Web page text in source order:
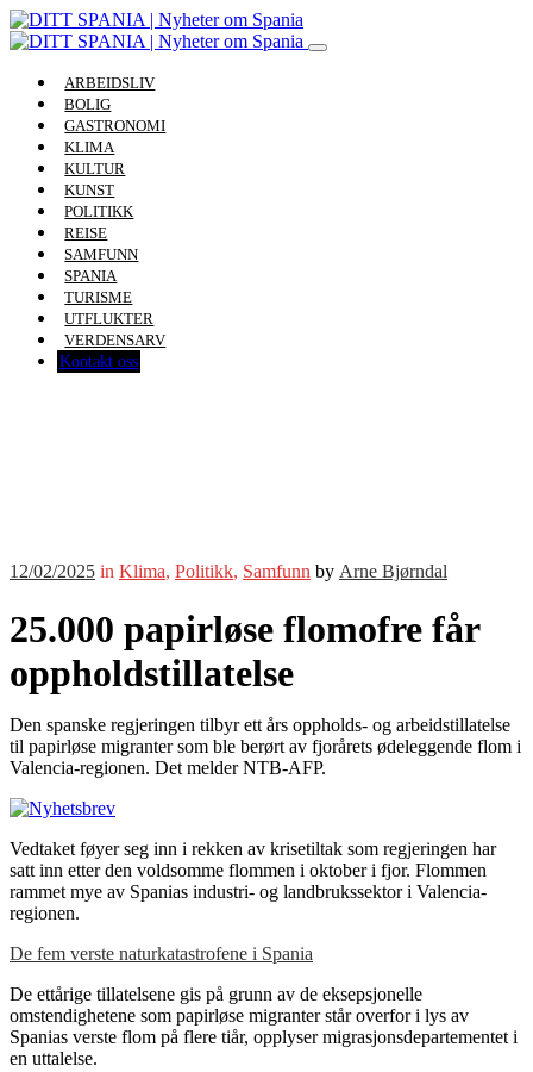
ARBEIDSLIV
BOLIG
GASTRONOMI
KLIMA
KULTUR
KUNST
POLITIKK
REISE
SAMFUNN
SPANIA
TURISME
UTFLUKTER
VERDENSARV
Kontakt oss
12/02/2025 in Klima, Politikk, Samfunn by Arne Bjørndal
25.000 papirløse flomofre får
oppholdstillatelse
Den spanske regjeringen tilbyr ett års oppholds- og arbeidstillatelse
til papirløse migranter som ble berørt av fjorårets ødeleggende flom i
Valencia-regionen. Det melder NTB-AFP.
Vedtaket føyer seg inn i rekken av krisetiltak som regjeringen har
satt inn etter den voldsomme flommen i oktober i fjor. Flommen
rammet mye av Spanias industri- og landbrukssektor i Valencia-
regionen.
De fem verste naturkatastrofene i Spania
De ettårige tillatelsene gis på grunn av de eksepsjonelle
omstendighetene som papirløse migranter står overfor i lys av
Spanias verste flom på flere tiår, opplyser migrasjonsdepartementet i
en uttalelse.